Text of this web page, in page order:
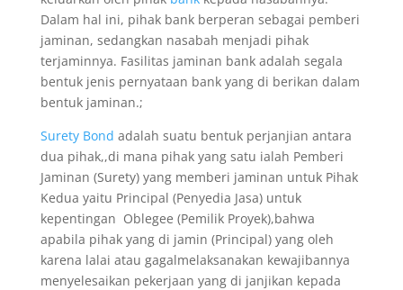
Dalam hal ini, pihak bank berperan sebagai pemberi
jaminan, sedangkan nasabah menjadi pihak
terjaminnya. Fasilitas jaminan bank adalah segala
bentuk jenis pernyataan bank yang di berikan dalam
bentuk jaminan.;
Surety Bond adalah suatu bentuk perjanjian antara
dua pihak,,di mana pihak yang satu ialah Pemberi
Jaminan (Surety) yang memberi jaminan untuk Pihak
Kedua yaitu Principal (Penyedia Jasa) untuk
kepentingan Oblegee (Pemilik Proyek),bahwa
apabila pihak yang di jamin (Principal) yang oleh
karena lalai atau gagalmelaksanakan kewajibannya
menyelesaikan pekerjaan yang di janjikan kepada